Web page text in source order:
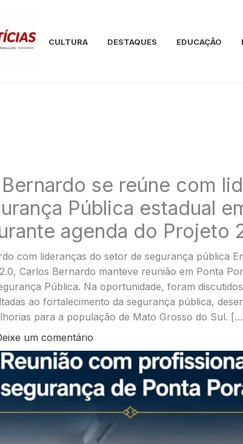
CULTURA DESTAQUES EDUCAÇÃO
se reúne com
Pública estadual
agenda do Projeto
com lideranças do setor de segurança pública
Carlos Bernardo manteve reunião em Ponta
Pública. Na oportunidade, foram
ao fortalecimento da segurança pública,
para a população de Mato Grosso do Sul.
um comentário